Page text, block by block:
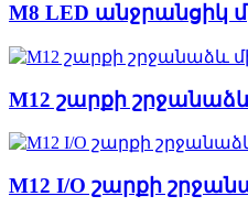
M8 LED անջրանցիկ
M12 շարքի
M12 I/O շարքի